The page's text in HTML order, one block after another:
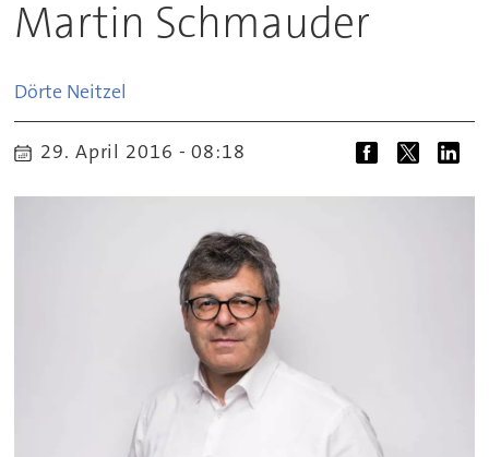
Martin Schmauder
Dörte Neitzel
29. April 2016 - 08:18